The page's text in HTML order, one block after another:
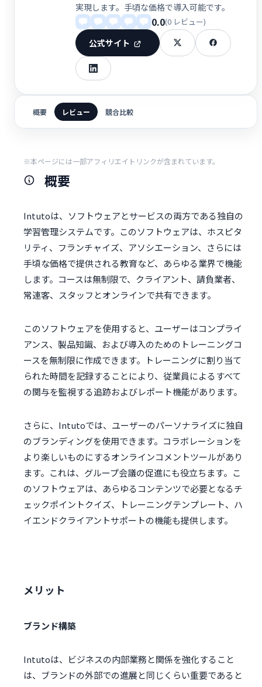
実現します。手頃な価格で導入可能です。
0.0(0 レビュー)
公式サイト
概要 レビュー 競合比較
※本ページには一部アフィリエイトリンクが含まれています。
概要
Intutoは、ソフトウェアとサービスの両方である独自の
学習管理システムです。このソフトウェアは、ホスピタ
リティ、フランチャイズ、アソシエーション、さらには
手頃な価格で提供される教育など、あらゆる業界で機能
します。コースは無制限で、クライアント、請負業者、
常連客、スタッフとオンラインで共有できます。
このソフトウェアを使用すると、ユーザーはコンプライ
アンス、製品知識、および導入のためのトレーニングコ
ースを無制限に作成できます。トレーニングに割り当て
られた時間を記録することにより、従業員によるすべて
の関与を監視する追跡およびレポート機能があります。
さらに、Intutoでは、ユーザーのパーソナライズに独自
のブランディングを使用できます。コラボレーションを
より楽しいものにするオンラインコメントツールがあり
ます。これは、グループ会議の促進にも役立ちます。こ
のソフトウェアは、あらゆるコンテンツで必要となるチ
ェックポイントクイズ、トレーニングテンプレート、ハ
イエンドクライアントサポートの機能も提供します。
メリット
ブランド構築
Intutoは、ビジネスの内部業務と関係を強化すること
は、ブランドの外部での進展と同じくらい重要であると